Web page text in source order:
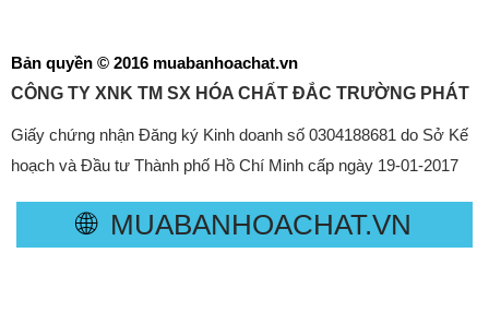
Bản quyền © 2016 muabanhoachat.vn
CÔNG TY XNK TM SX HÓA CHẤT ĐẮC TRƯỜNG PHÁT
Giấy chứng nhận Đăng ký Kinh doanh số 0304188681 do Sở Kế
hoạch và Đầu tư Thành phố Hồ Chí Minh cấp ngày 19-01-2017
🌐 MUABANHOACHAT.VN